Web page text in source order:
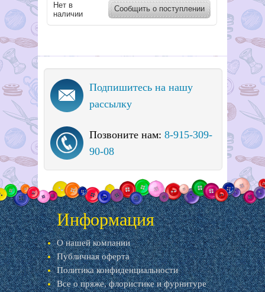
Нет в
наличии
Сообщить о поступлении
Подпишитесь на нашу
рассылку
Позвоните нам: 8-915-309-
90-08
Информация
О нашей компании
Публичная оферта
Политика конфиденциальности
Все о пряже, флористике и фурнитуре